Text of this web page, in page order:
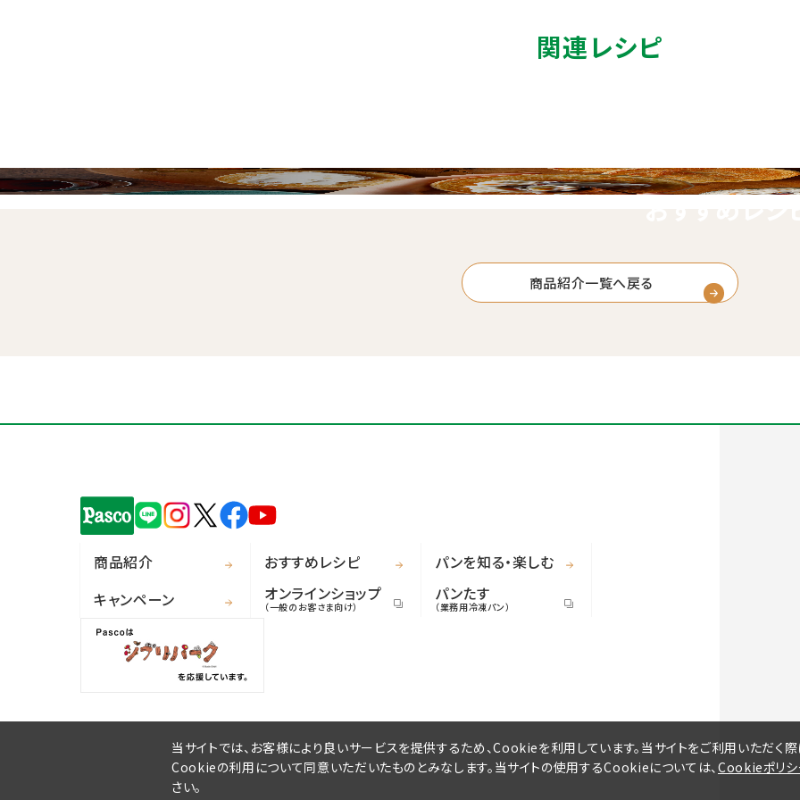
関連レシピ
商品紹介一覧へ戻る
商品紹介 おすすめレシピ
パンを知る・楽しむ
キャンペーン
オンラインショップ
（一般のお客さま向け）
パンたす
（業務用冷凍パン）
当サイトでは、お客様により良いサービスを提供するため、Cookieを利用しています。当サイトをご利用いただく
Cookieの利用について同意いただいたものとみなします。当サイトの使用するCookieについては、Cookieポリ
さい。